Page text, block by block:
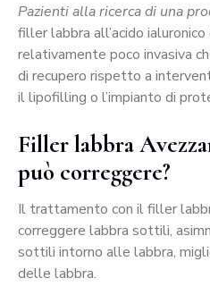
Pazienti alla ricerca di una
filler labbra all’acido ialuronico
relativamente poco invasiva
di recupero rispetto a
il lipofilling o l’impianto di
Filler labbra
può correggere?
Il trattamento con il filler
correggere labbra sottili,
sottili intorno alle labbra,
delle labbra.